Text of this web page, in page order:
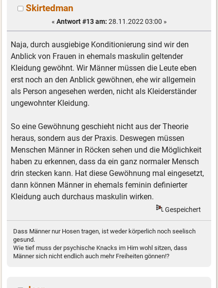
Skirtedman
« Antwort #13 am: 28.11.2022 03:00 »
Naja, durch ausgiebige Konditionierung sind wir den
Anblick von Frauen in ehemals maskulin geltender
Kleidung gewöhnt. Wir Männer müssen die Leute eben
erst noch an den Anblick gewöhnen, ehe wir allgemein
als Person angesehen werden, nicht als Kleiderständer
ungewohnter Kleidung.
So eine Gewöhnung geschieht nicht aus der Theorie
heraus, sondern aus der Praxis. Deswegen müssen
Menschen Männer in Röcken sehen und die Möglichkeit
haben zu erkennen, dass da ein ganz normaler Mensch
drin stecken kann. Hat diese Gewöhnung mal eingesetzt,
dann können Männer in ehemals feminin definierter
Kleidung auch durchaus maskulin wirken.
Gespeichert
Dass Männer nur Hosen tragen, ist weder körperlich noch seelisch
gesund.
Wie tief muss der psychische Knacks im Hirn wohl sitzen, dass
Männer sich nicht endlich auch mehr Freiheiten gönnen!?